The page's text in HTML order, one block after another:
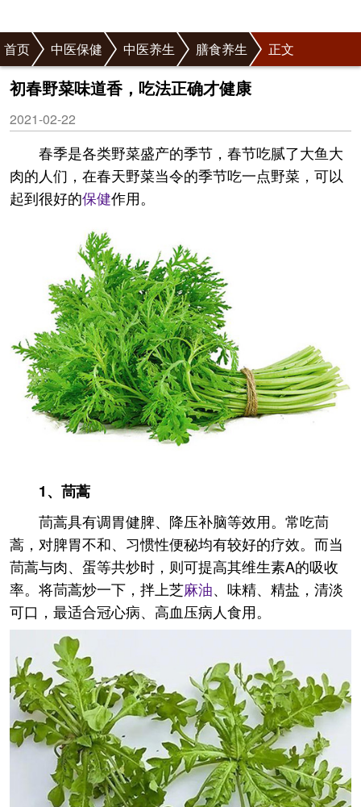
首页 中医保健 中医养生 膳食养生 正文
初春野菜味道香，吃法正确才健康
2021-02-22
春季是各类野菜盛产的季节，春节吃腻了大鱼大
肉的人们，在春天野菜当令的季节吃一点野菜，可以
起到很好的保健作用。
1、 茼蒿
茼蒿具有调胃健脾、降压补脑等效用。常吃茼
蒿，对脾胃不和、习惯性便秘均有较好的疗效。而当
茼蒿与肉、蛋等共炒时，则可提高其维生素A的吸收
率。将茼蒿炒一下，拌上芝麻油、味精、精盐，清淡
可口，最适合冠心病、高血压病人食用。